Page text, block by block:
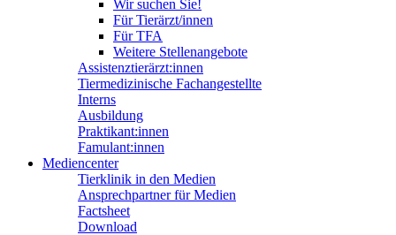
Wir suchen Sie!
Für Tierärzt/innen
Für TFA
Weitere Stellenangebote
Assistenztierärzt:innen
Tiermedizinische Fachangestellte
Interns
Ausbildung
Praktikant:innen
Famulant:innen
Mediencenter
Tierklinik in den Medien
Ansprechpartner für Medien
Factsheet
Download